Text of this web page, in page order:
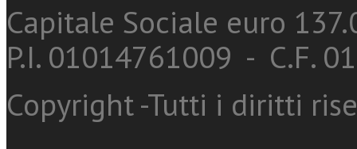
Capitale Sociale euro
P.I. 01014761009 - C.F.
Copyright -Tutti i diritti